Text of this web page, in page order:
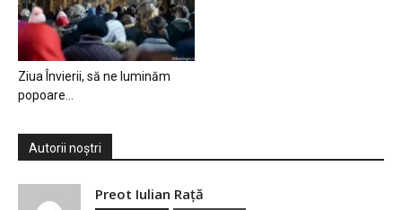
Ziua Învierii, să ne luminăm
popoare…
Autorii noștri
Preot Iulian Raţă